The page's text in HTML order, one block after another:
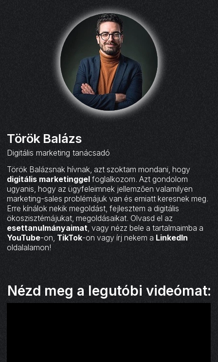
Török Balázs
Digitális marketing tanácsadó
Török Balázsnak hívnak, azt szoktam mondani, hogy
digitális marketinggel foglalkozom. Azt gondolom
ugyanis, hogy az ügyfeleimnek jellemzően valamilyen
marketing-sales problémájuk van és emiatt keresnek meg.
Erre kínálok nekik megoldást, fejlesztem a digitális
ökoszisztémájukat, megoldásaikat. Olvasd el az
esettanulmányaimat, vagy nézz bele a tartalmaimba a
YouTube-on, TikTok-on vagy írj nekem a LinkedIn
oldalalamon!
Nézd meg a legutóbi videómat: